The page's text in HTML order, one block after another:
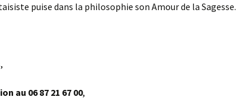
puise dans la philosophie son Amour de la Sagesse.
,
au 06 87 21 6700,